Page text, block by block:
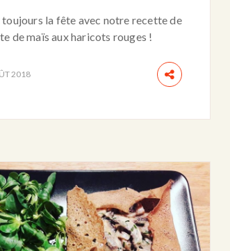
toujours la fête avec notre recette de
de maïs aux haricots rouges !
2018